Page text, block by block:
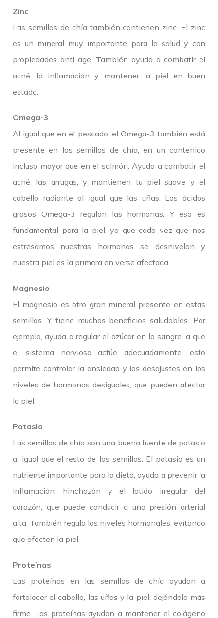
Zinc
Las semillas de chía también contienen zinc. El zinc
es un mineral muy importante para la salud y con
propiedades anti-age. También ayuda a combatir el
acné, la inflamación y mantener la piel en buen
estado.
Omega-3
Al igual que en el pescado, el Omega-3 también está
presente en las semillas de chía, en un contenido
incluso mayor que en el salmón. Ayuda a combatir el
acné, las arrugas, y mantienen tu piel suave y el
cabello radiante al igual que las uñas. Los ácidos
grasos Omega-3 regulan las hormonas. Y eso es
fundamental para la piel, ya que cada vez que nos
estresamos nuestras hormonas se desnivelan y
nuestra piel es la primera en verse afectada.
Magnesio
El magnesio es otro gran mineral presente en estas
semillas. Y tiene muchos beneficios saludables. Por
ejemplo, ayuda a regular el azúcar en la sangre, a que
el sistema nervioso actúe adecuadamente; esto
permite controlar la ansiedad y los desajustes en los
niveles de hormonas desiguales, que pueden afectar
la piel.
Potasio
Las semillas de chía son una buena fuente de potasio
al igual que el resto de las semillas. El potasio es un
nutriente importante para la dieta, ayuda a prevenir la
inflamación, hinchazón y el latido irregular del
corazón, que puede conducir a una presión arterial
alta. También regula los niveles hormonales, evitando
que afecten la piel.
Proteínas
Las proteínas en las semillas de chía ayudan a
fortalecer el cabello, las uñas y la piel, dejándola más
firme. Las proteínas ayudan a mantener el colágeno